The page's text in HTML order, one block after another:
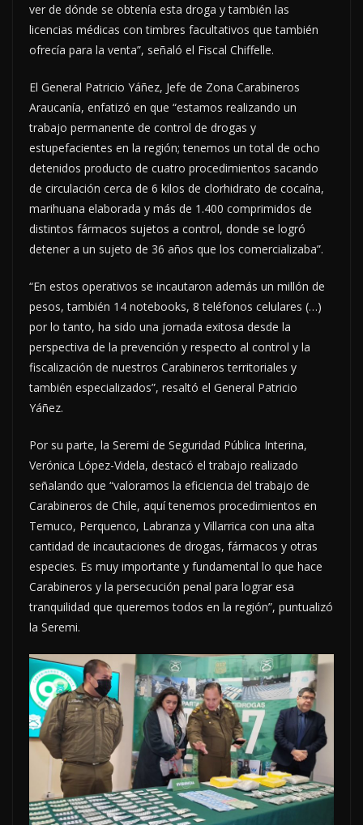
ver de dónde se obtenía esta droga y también las
licencias médicas con timbres facultativos que también
ofrecía para la venta”, señaló el Fiscal Chiffelle.
El General Patricio Yáñez, Jefe de Zona Carabineros
Araucanía, enfatizó en que “estamos realizando un
trabajo permanente de control de drogas y
estupefacientes en la región; tenemos un total de ocho
detenidos producto de cuatro procedimientos sacando
de circulación cerca de 6 kilos de clorhidrato de cocaína,
marihuana elaborada y más de 1.400 comprimidos de
distintos fármacos sujetos a control, donde se logró
detener a un sujeto de 36 años que los comercializaba”.
“En estos operativos se incautaron además un millón de
pesos, también 14 notebooks, 8 teléfonos celulares (…)
por lo tanto, ha sido una jornada exitosa desde la
perspectiva de la prevención y respecto al control y la
fiscalización de nuestros Carabineros territoriales y
también especializados”, resaltó el General Patricio
Yáñez.
Por su parte, la Seremi de Seguridad Pública Interina,
Verónica López-Videla, destacó el trabajo realizado
señalando que “valoramos la eficiencia del trabajo de
Carabineros de Chile, aquí tenemos procedimientos en
Temuco, Perquenco, Labranza y Villarrica con una alta
cantidad de incautaciones de drogas, fármacos y otras
especies. Es muy importante y fundamental lo que hace
Carabineros y la persecución penal para lograr esa
tranquilidad que queremos todos en la región”, puntualizó
la Seremi.